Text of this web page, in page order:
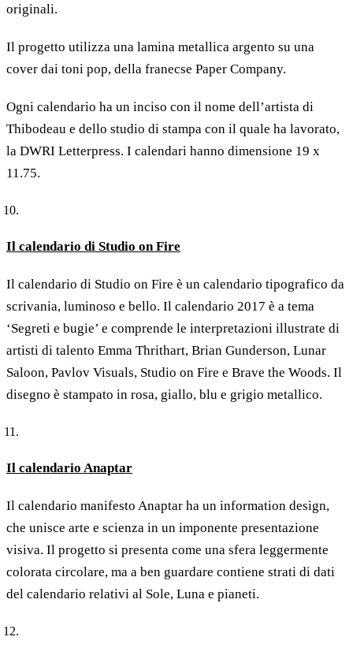
originali.
Il progetto utilizza una lamina metallica argento su una
cover dai toni pop, della franecse Paper Company.
Ogni calendario ha un inciso con il nome dell’artista di
Thibodeau e dello studio di stampa con il quale ha lavorato,
la DWRI Letterpress. I calendari hanno dimensione 19 x
11.75.
Il calendario di Studio on Fire
Il calendario di Studio on Fire è un calendario tipografico da
scrivania, luminoso e bello. Il calendario 2017 è a tema
‘Segreti e bugie’ e comprende le interpretazioni illustrate di
artisti di talento Emma Thrithart, Brian Gunderson, Lunar
Saloon, Pavlov Visuals, Studio on Fire e Brave the Woods. Il
disegno è stampato in rosa, giallo, blu e grigio metallico.
Il calendario Anaptar
Il calendario manifesto Anaptar ha un information design,
che unisce arte e scienza in un imponente presentazione
visiva. Il progetto si presenta come una sfera leggermente
colorata circolare, ma a ben guardare contiene strati di dati
del calendario relativi al Sole, Luna e pianeti.